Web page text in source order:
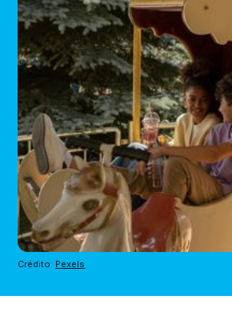
Crédito: Pexels